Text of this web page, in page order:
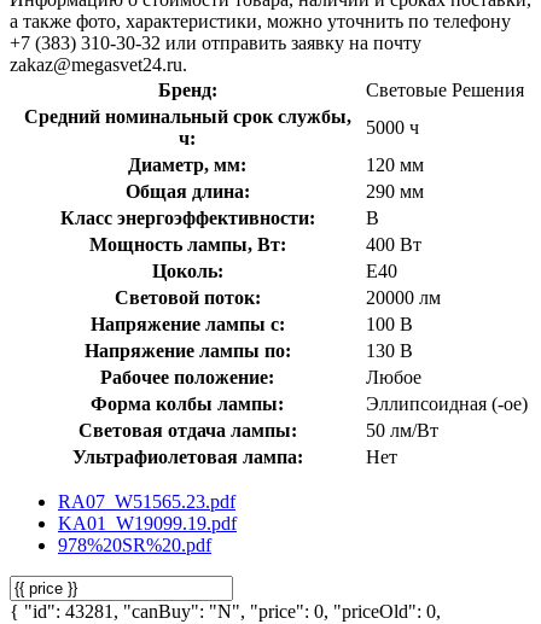
а также фото, характеристики, можно уточнить по телефону
+7 (383) 310-30-32 или отправить заявку на почту
zakaz@megasvet24.ru.
Бренд:
Световые Решения
Средний номинальный срок службы,
ч:
5000 ч
Диаметр, мм:
120 мм
Общая длина:
290 мм
Класс энергоэффективности:
B
Мощность лампы, Вт:
400 Вт
Цоколь:
E40
Световой поток:
20000 лм
Напряжение лампы с:
100 В
Напряжение лампы по:
130 В
Рабочее положение:
Любое
Форма колбы лампы:
Эллипсоидная (-ое)
Световая отдача лампы:
50 лм/Вт
Ультрафиолетовая лампа:
Нет
RA07_W51565.23.pdf
KA01_W19099.19.pdf
978%20SR%20.pdf
{ "id": 43281, "canBuy": "N", "price": 0, "priceOld": 0,